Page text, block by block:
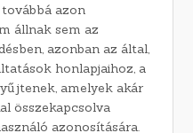
azon
állnak sem az
azonban az által,
honlapjaihoz, a
amelyek akár
összekapcsolva
azonosítására.